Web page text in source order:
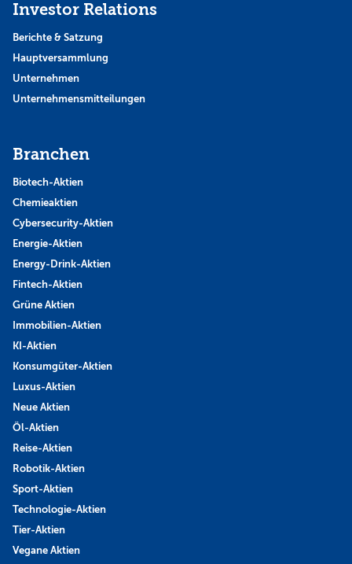
Investor Relations
Berichte & Satzung
Hauptversammlung
Unternehmen
Unternehmensmitteilungen
Branchen
Biotech-Aktien
Chemieaktien
Cybersecurity-Aktien
Energie-Aktien
Energy-Drink-Aktien
Fintech-Aktien
Grüne Aktien
Immobilien-Aktien
KI-Aktien
Konsumgüter-Aktien
Luxus-Aktien
Neue Aktien
Öl-Aktien
Reise-Aktien
Robotik-Aktien
Sport-Aktien
Technologie-Aktien
Tier-Aktien
Vegane Aktien